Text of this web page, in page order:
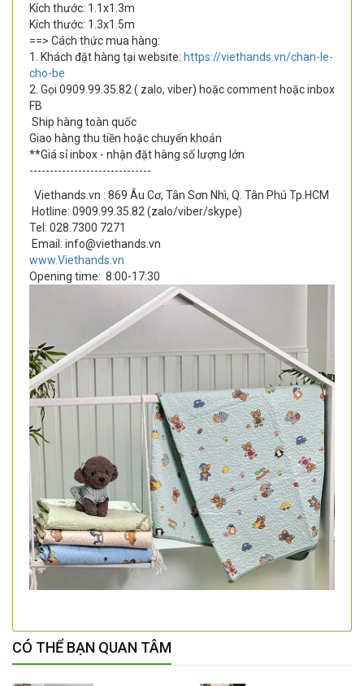
Kích thước: 1.1x1.3m
Kích thước: 1.3x1.5m
==> Cách thức mua hàng:
1. Khách đặt hàng tại website: https://viethands.vn/chan-le-
cho-be
2. Gọi 0909.99.35.82 ( zalo, viber) hoặc comment hoặc inbox
FB
Ship hàng toàn quốc
Giao hàng thu tiền hoặc chuyển khoản
**Giá sỉ inbox - nhận đặt hàng số lượng lớn
------------------------------
Viethands.vn : 869 Âu Cơ, Tân Sơn Nhì, Q. Tân Phú Tp.HCM
Hotline: 0909.99.35.82 (zalo/viber/skype)
Tel: 028.7300 7271
Email: info@viethands.vn
www.Viethands.vn
Opening time: 8:00-17:30
CÓ THỂ BẠN QUAN TÂM